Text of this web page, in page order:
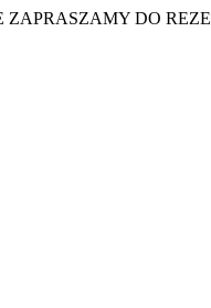
ZAPRASZAMY DO